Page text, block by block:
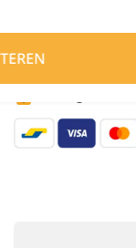
Snelle
Klanten
Veilig